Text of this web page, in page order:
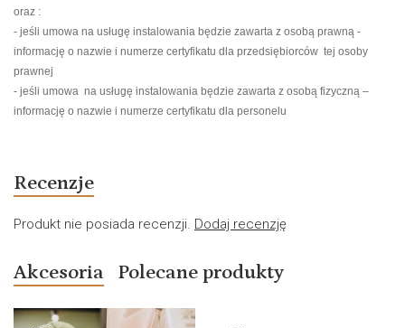
oraz :
- jeśli umowa na usługę instalowania będzie zawarta z osobą prawną -
informację o nazwie i numerze certyfikatu dla przedsiębiorców tej osoby
prawnej
- jeśli umowa na usługę instalowania będzie zawarta z osobą fizyczną –
informację o nazwie i numerze certyfikatu dla personelu
Recenzje
Produkt nie posiada recenzji. Dodaj recenzję
Akcesoria Polecane produkty